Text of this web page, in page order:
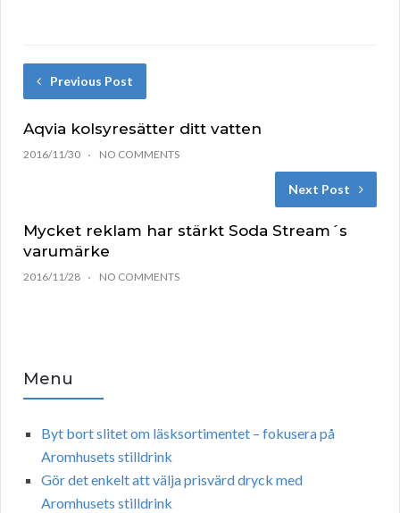
Previous Post
Aqvia kolsyresätter ditt vatten
2016/11/30 NO COMMENTS
Next Post
Mycket reklam har stärkt Soda Stream´s
varumärke
2016/11/28 NO COMMENTS
Menu
Byt bort slitet om läsksortimentet – fokusera på
Aromhusets stilldrink
Gör det enkelt att välja prisvärd dryck med
Aromhusets stilldrink